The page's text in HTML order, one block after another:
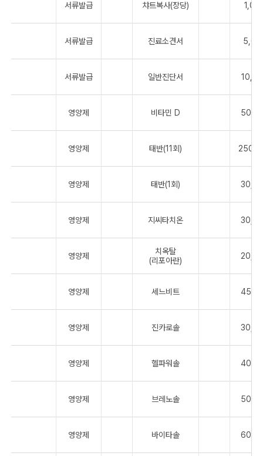
서류발급 챠트복사(장당)
서류발급 진료소견서
서류발급 일반진단서
영양제 비타민 D
영양제 태반(11회)
영양제 태반(1회)
영양제 지씨타치온
영양제
치옥탈
(리포아란)
영양제 세느비트
영양제 진카로솔
영양제 헬파워솔
영양제 브레노솔
영양제 바이타솔